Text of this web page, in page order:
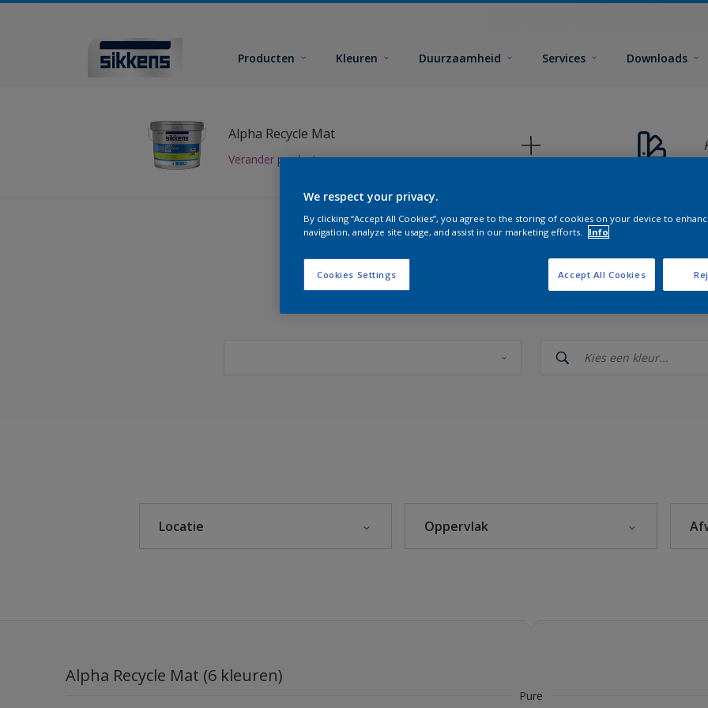
Producten Kleuren Duurzaamheid Services Downloads
Alpha Recycle Mat
Verander product
Vind de perfecte kleuren voor
Locatie Oppervlak
Alpha Recycle Mat (6 kleuren)
Pure
We respect your privacy.
By clicking “Accept All Cookies”, you agree to the storing of cookies on your device to
navigation, analyze site usage, and assist in our marketing efforts.
Info
Cookies Settings Accept All Cookies